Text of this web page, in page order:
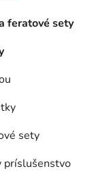
feratové sety
sety
príslušenstvo